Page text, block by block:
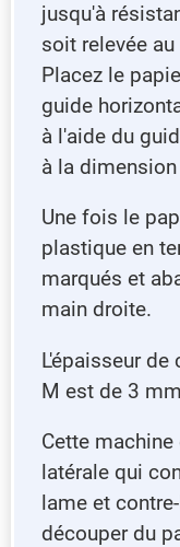
jusqu'à
soit relevée
Placez le
guide
à l'aide du
à la
Une fois le
plastique en
marqués et
main droite.
L'épaisseur
M est de 3
Cette
latérale qui
lame et
découper du